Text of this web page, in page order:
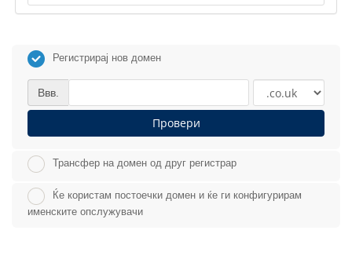
Регистрирај нов домен
Ввв.
Провери
Трансфер на домен од друг регистрар
Ќе користам постоечки домен и ќе ги конфигурирам
именските опслужувачи